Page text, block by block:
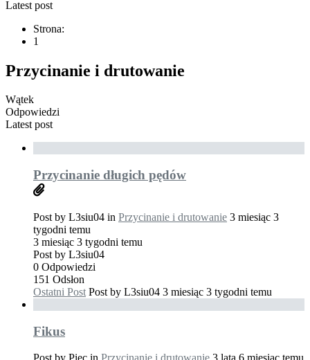
Latest post
Strona:
1
Przycinanie i drutowanie
Wątek
Odpowiedzi
Latest post
Przycinanie długich pędów
Post by L3siu04 in Przycinanie i drutowanie 3 miesiąc 3
tygodni temu
3 miesiąc 3 tygodni temu
Post by L3siu04
0 Odpowiedzi
151 Odsłon
Ostatni Post Post by L3siu04 3 miesiąc 3 tygodni temu
Fikus